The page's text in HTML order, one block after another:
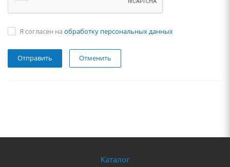
Я согласен на обработку персональных данных
Отменить
Каталог